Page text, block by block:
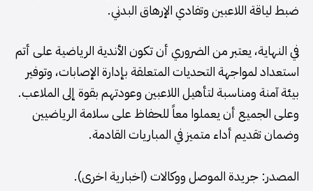
ضبط لياقة اللاعبين وتفادي الإرهاق البدني.
في النهاية، يعتبر من الضروري أن تكون الأندية الرياضية على أتم
استعداد لمواجهة التحديات المتعلقة بإدارة الإصابات، وتوفير
بيئة آمنة ومناسبة لتأهيل اللاعبين وعودتهم بقوة إلى الملاعب.
وعلى الجميع أن يعملوا معاً للحفاظ على سلامة الرياضيين
وضمان تقديم أداء متميز في المباريات القادمة.
المصدر: جريدة الموصل ووكالات (اخبارية اخرى).